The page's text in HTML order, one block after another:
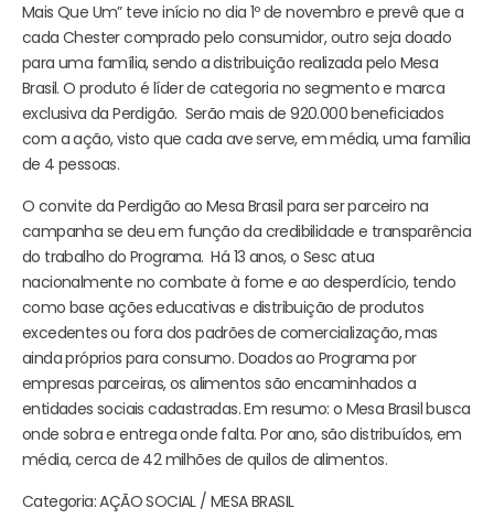
Mais Que Um” teve início no dia 1º de novembro e prevê que a
cada Chester comprado pelo consumidor, outro seja doado
para uma família, sendo a distribuição realizada pelo Mesa
Brasil. O produto é líder de categoria no segmento e marca
exclusiva da Perdigão. Serão mais de 920.000 beneficiados
com a ação, visto que cada ave serve, em média, uma família
de 4 pessoas.
O convite da Perdigão ao Mesa Brasil para ser parceiro na
campanha se deu em função da credibilidade e transparência
do trabalho do Programa. Há 13 anos, o Sesc atua
nacionalmente no combate à fome e ao desperdício, tendo
como base ações educativas e distribuição de produtos
excedentes ou fora dos padrões de comercialização, mas
ainda próprios para consumo. Doados ao Programa por
empresas parceiras, os alimentos são encaminhados a
entidades sociais cadastradas. Em resumo: o Mesa Brasil busca
onde sobra e entrega onde falta. Por ano, são distribuídos, em
média, cerca de 42 milhões de quilos de alimentos.
Categoria: AÇÃO SOCIAL / MESA BRASIL